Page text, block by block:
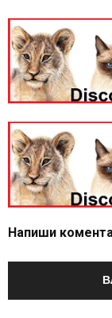
Напиши